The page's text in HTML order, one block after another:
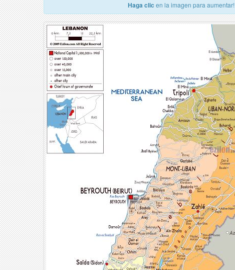
Haga clic en la imagen para aumentar!